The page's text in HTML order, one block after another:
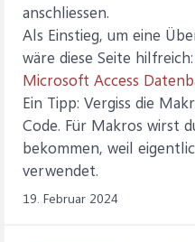
anschliessen.
Als Einstieg, um eine
wäre diese Seite hilfreich:
Microsoft Access
Ein Tipp: Vergiss die
Code. Für Makros wirst
bekommen, weil
verwendet.
19. Februar 2024